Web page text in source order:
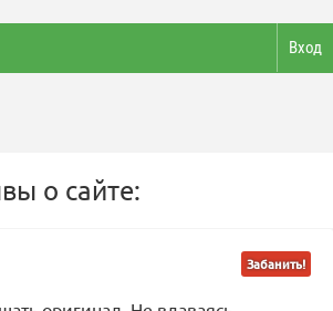
Вход
о сайте:
Забанить!